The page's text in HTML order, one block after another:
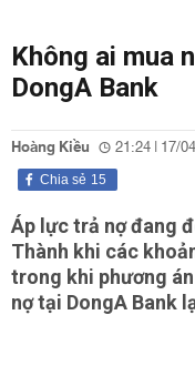
Không ai mua
DongA Bank
Hoàng Kiều 21:24 | 17/
15
Chia sẻ
Áp lực trả nợ đang
Thành khi các
trong khi phương
nợ tại DongA Bank